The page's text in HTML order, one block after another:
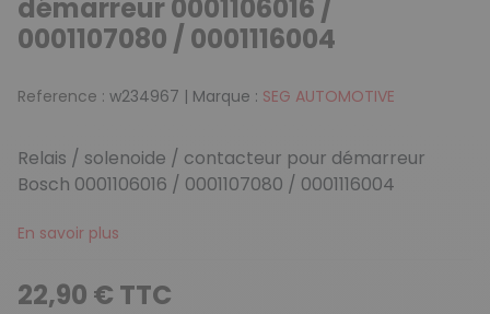
démarreur 0001106016 /
0001107080 / 0001116004
Reference : w234967 | Marque : SEG AUTOMOTIVE
Relais / solenoide / contacteur pour démarreur
Bosch 0001106016 / 0001107080 / 0001116004
En savoir plus
22,90 € TTC